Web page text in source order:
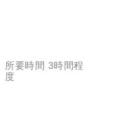
所要時間 3時間程
度